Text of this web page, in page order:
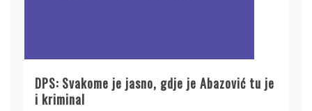
DPS: Svakome je jasno, gdje je Abazović tu je
i kriminal